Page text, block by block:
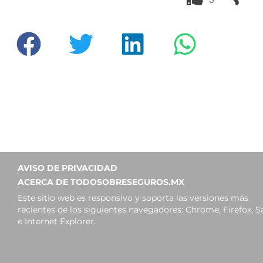
AVISO DE PRIVACIDAD
ACERCA DE TODOSOBRESEGUROS.MX
Este sitio web es responsivo y soporta las versiones más
recientes de los siguientes navegadores: Chrome, Firefox,
e Internet Explorer.